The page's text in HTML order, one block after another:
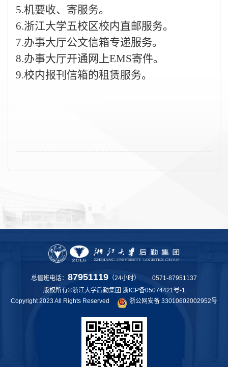
5.机要收、寄服务。
6.浙江大学五校区校内直邮服务。
7.办事大厅公文信箱专递服务。
8.办事大厅开通网上EMS寄件。
9.校内报刊信箱的租赁服务。
总值班电话： 87951119 （24小时） 0571-87951137
版权所有©浙江大学后勤集团 浙ICP备05074421号-1
Copyright 2023 All Rights Reserved
浙公网安备 33010602002952号